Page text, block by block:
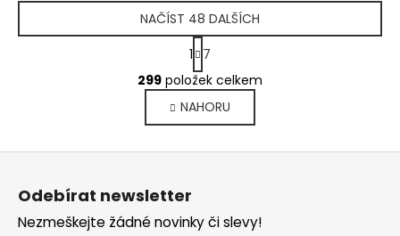
O
v
l
á
d
p
NAČÍST 48 DALŠÍCH
S
t
r
á
n
k
o
í
1
7
299 položek celkem
NAHORU
Odebírat newsletter
Nezmeškejte žádné novinky či slevy!